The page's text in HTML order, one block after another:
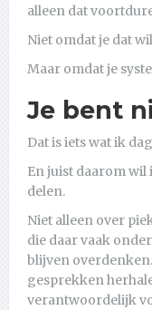
alleen dat
Niet omdat je dat
Maar omdat je
Je bent
Dat is iets wat ik
En juist daarom
delen.
Niet alleen over
die daar vaak
blijven
gesprekken
verantwoordelijk